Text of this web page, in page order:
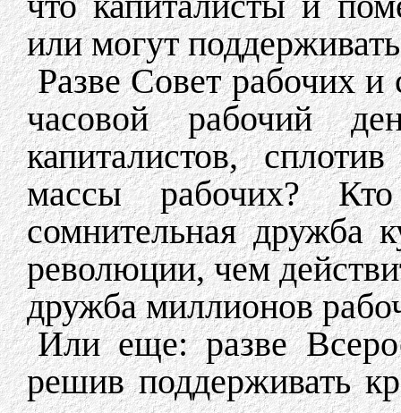
или могут
Разве Совет рабочих и
часовой рабочий
капиталистов,
массы рабочих?
сомнительная дружба
революции, чем
дружба миллионов
Или еще: разве
решив поддерживать